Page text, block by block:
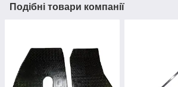
Подібні товари компанії